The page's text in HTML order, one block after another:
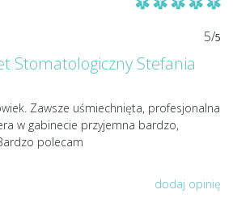
5/5
Stomatologiczny Stefania
Zawsze uśmiechnięta, profesjonalna
w gabinecie przyjemna bardzo,
polecam
dodaj opinię